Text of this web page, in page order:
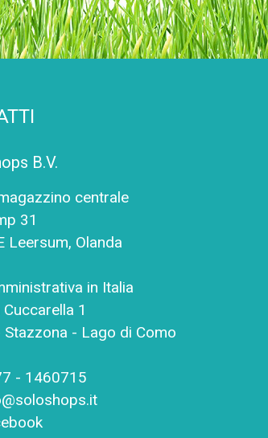
B.V.
centrale
31
Leersum, Olanda
in Italia
1
- Lago di Como
- 1460715